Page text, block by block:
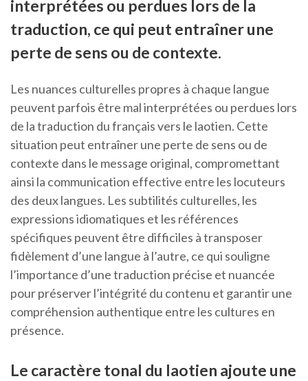
interprétées ou perdues lors de la
traduction, ce qui peut entraîner une
perte de sens ou de contexte.
Les nuances culturelles propres à chaque langue
peuvent parfois être mal interprétées ou perdues lors
de la traduction du français vers le laotien. Cette
situation peut entraîner une perte de sens ou de
contexte dans le message original, compromettant
ainsi la communication effective entre les locuteurs
des deux langues. Les subtilités culturelles, les
expressions idiomatiques et les références
spécifiques peuvent être difficiles à transposer
fidèlement d’une langue à l’autre, ce qui souligne
l’importance d’une traduction précise et nuancée
pour préserver l’intégrité du contenu et garantir une
compréhension authentique entre les cultures en
présence.
Le caractère tonal du laotien ajoute une